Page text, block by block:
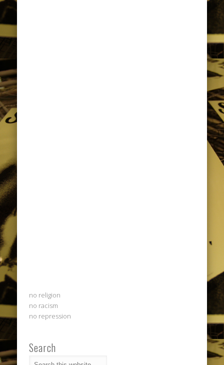
no religion
no racism
no repression
Search